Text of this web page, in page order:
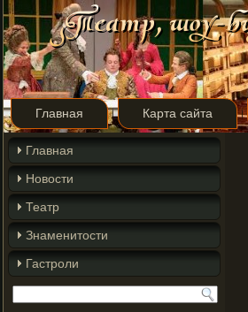
Главная Карта сайта
Главная
Новости
Театр
Знаменитости
Гастроли